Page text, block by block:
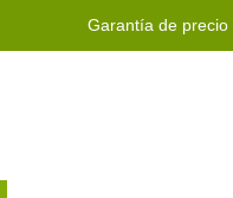
Garantía de